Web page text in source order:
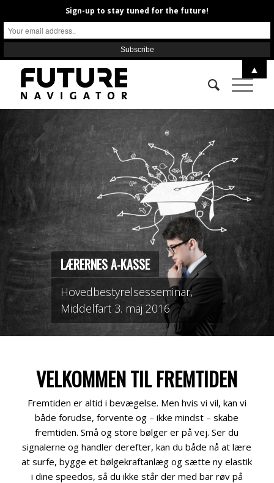
LÆRERNES A-KASSE
Hovedbestyrelsesseminar,
Middelfart 3. maj 2016
VELKOMMEN TIL FREMTIDEN
Fremtiden er altid i bevægelse. Men hvis vi vil, kan vi
både forudse, forvente og – ikke mindst – skabe
fremtiden. Små og store bølger er på vej. Ser du
signalerne og handler derefter, kan du både nå at lære
at surfe, bygge et bølgekraftanlæg og sætte ny elastik
i dine speedos, så du ikke står der med bar røv på
Sign-up to stay tuned for the future!
▲